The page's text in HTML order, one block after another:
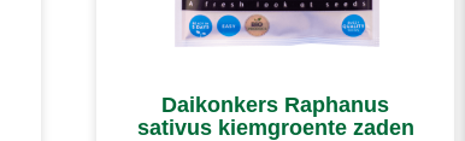
Daikonkers Raphanus
sativus kiemgroente zaden